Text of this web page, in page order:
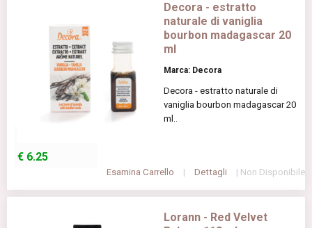
Decora - estratto
naturale di vaniglia
bourbon madagascar 20
ml
Marca: Decora
Decora - estratto naturale di
vaniglia bourbon madagascar 20
ml..
€ 6.25
Esamina Carrello | Dettagli | Non Disponibile
Lorann - Red Velvet